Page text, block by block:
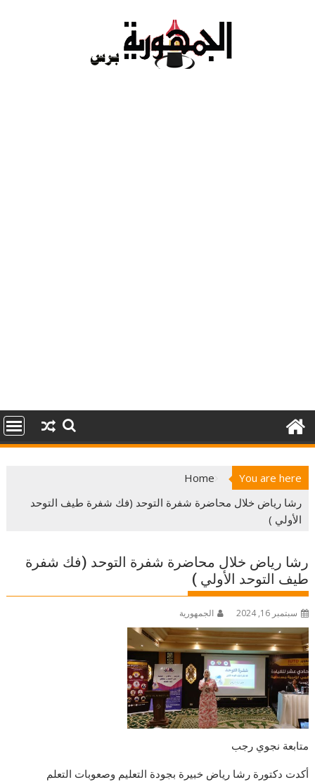
You are here
Home
رشا رياض خلال محاضرة شفرة التوحد (فك شفرة طيف التوحد
الأولي )
رشا رياض خلال محاضرة شفرة التوحد (فك شفرة
طيف التوحد الأولي )
سبتمبر 16, 2024 الجمهورية
متابعة نجوي رجب
أكدت دكتورة رشا رياض خبيرة بجودة التعليم وصعوبات التعلم